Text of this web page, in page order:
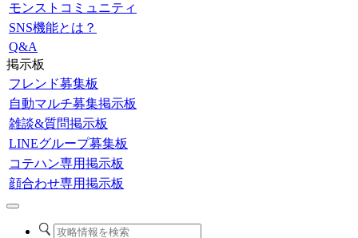
モンストコミュニティ
SNS機能とは？
Q&A
掲示板
フレンド募集板
自動マルチ募集掲示板
雑談&質問掲示板
LINEグループ募集板
コテハン専用掲示板
顔合わせ専用掲示板